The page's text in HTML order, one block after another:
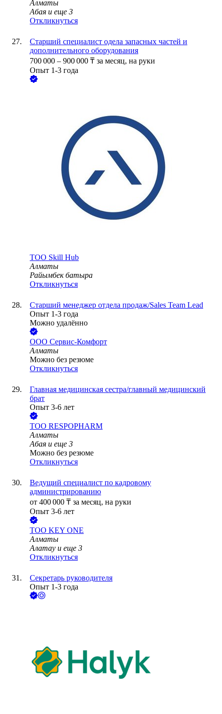
Алматы
Абая и еще 3
Откликнуться
Старший специалист одела запасных частей и
дополнительного оборудования
700 000 – 900 000 ₸ за месяц, на руки
Опыт 1-3 года
ТОО Skill Hub
Алматы
Райымбек батыра
Откликнуться
Старший менеджер отдела продаж/Sales Team Lead
Опыт 1-3 года
Можно удалённо
ООО Сервис-Комфорт
Алматы
Можно без резюме
Откликнуться
Главная медицинская сестра/главный медицинский
брат
Опыт 3-6 лет
ТОО RESPOPHARM
Алматы
Абая и еще 3
Можно без резюме
Откликнуться
Ведущий специалист по кадровому
администрированию
от 400 000 ₸ за месяц, на руки
Опыт 3-6 лет
ТОО KEY ONE
Алматы
Алатау и еще 3
Откликнуться
Секретарь руководителя
Опыт 1-3 года